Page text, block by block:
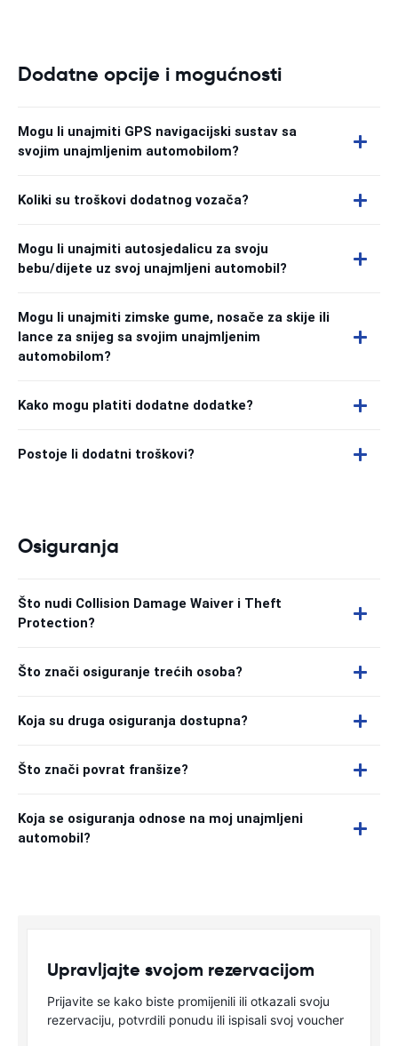
Dodatne opcije i mogućnosti
Mogu li unajmiti GPS navigacijski sustav sa
svojim unajmljenim automobilom?
Koliki su troškovi dodatnog vozača?
Mogu li unajmiti autosjedalicu za svoju
bebu/dijete uz svoj unajmljeni automobil?
Mogu li unajmiti zimske gume, nosače za skije ili
lance za snijeg sa svojim unajmljenim
automobilom?
Kako mogu platiti dodatne dodatke?
Postoje li dodatni troškovi?
Osiguranja
Što nudi Collision Damage Waiver i Theft
Protection?
Što znači osiguranje trećih osoba?
Koja su druga osiguranja dostupna?
Što znači povrat franšize?
Koja se osiguranja odnose na moj unajmljeni
automobil?
Upravljajte svojom rezervacijom
Prijavite se kako biste promijenili ili otkazali svoju
rezervaciju, potvrdili ponudu ili ispisali svoj voucher